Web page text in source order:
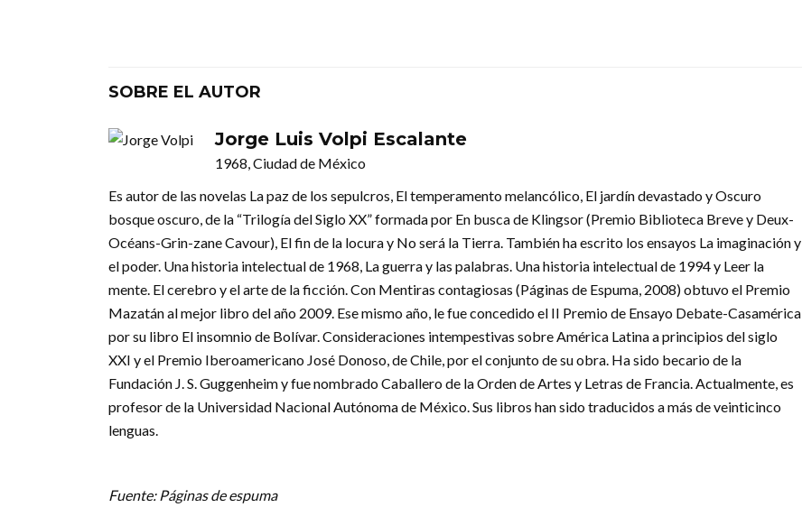
SOBRE EL AUTOR
Jorge Luis Volpi Escalante
1968, Ciudad de México
Es autor de las novelas La paz de los sepulcros, El temperamento melancólico, El jardín devastado y Oscuro
bosque oscuro, de la “Trilogía del Siglo XX” formada por En busca de Klingsor (Premio Biblioteca Breve y Deux-
Océans-Grin-zane Cavour), El fin de la locura y No será la Tierra. También ha escrito los ensayos La imaginación y
el poder. Una historia intelectual de 1968, La guerra y las palabras. Una historia intelectual de 1994 y Leer la
mente. El cerebro y el arte de la ficción. Con Mentiras contagiosas (Páginas de Espuma, 2008) obtuvo el Premio
Mazatán al mejor libro del año 2009. Ese mismo año, le fue concedido el II Premio de Ensayo Debate-Casamérica
por su libro El insomnio de Bolívar. Consideraciones intempestivas sobre América Latina a principios del siglo
XXI y el Premio Iberoamericano José Donoso, de Chile, por el conjunto de su obra. Ha sido becario de la
Fundación J. S. Guggenheim y fue nombrado Caballero de la Orden de Artes y Letras de Francia. Actualmente, es
profesor de la Universidad Nacional Autónoma de México. Sus libros han sido traducidos a más de veinticinco
lenguas.
Fuente: Páginas de espuma